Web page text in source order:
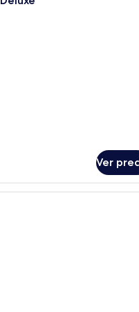
Ver
Wifi gratis, decoración